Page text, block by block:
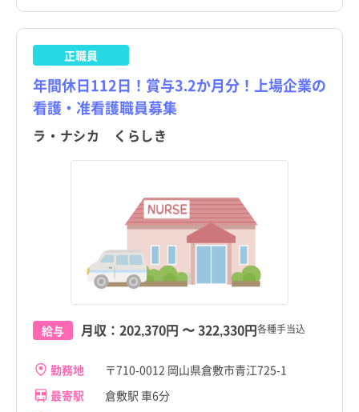
富山県
石川県
福井県
山梨県
長野県
愛知県
滋賀県
京都府
大阪府
笠岡市
井原市
総社市
高梁市
真庭市
浅口市
和気町
すべて
助産師
保健師
その他（福祉・介護関係資格など）
その他
すべて
クリニック
訪問看護
その他
常勤（夜勤あり）
常勤（夜勤なし）
パート・アルバイト（夜勤あり）
パート・アルバイト（夜勤なし）
パート・アルバイト（夜勤のみ）
年間休日120日以上
日勤のみ
託児所・保育所あり
電子カルテあり
正職員
年間休日112日！賞与3.2か月分！上場企業の
看護・准看護職員募集
ラ・ナシカ くらしき
給与 月収： 202,370円 〜322,330円各種手当込
勤務地
〒710-0012 岡山県倉敷市青江725-1
最寄駅
倉敷駅 車6分
富山県
石川県
福井県
山梨県
長野県
愛知県
滋賀県
京都府
大阪府
笠岡市
井原市
総社市
高梁市
真庭市
浅口市
和気町
すべて
助産師
保健師
その他（福祉・介護関係資格など）
その他
すべて
クリニック
訪問看護
その他
常勤（夜勤あり）
常勤（夜勤なし）
パート・アルバイト（夜勤あり）
パート・アルバイト（夜勤なし）
パート・アルバイト（夜勤のみ）
年間休日120日以上
日勤のみ
託児所・保育所あり
電子カルテあり